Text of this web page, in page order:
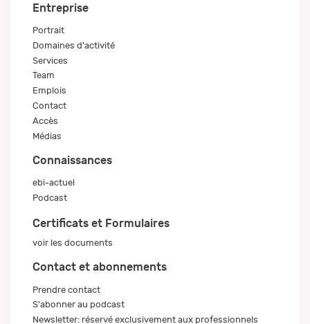
Entreprise
Portrait
Domaines d'activité
Services
Team
Emplois
Contact
Accès
Médias
Connaissances
ebi-actuel
Podcast
Certificats et Formulaires
voir les documents
Contact et abonnements
Prendre contact
S'abonner au podcast
Newsletter: réservé exclusivement aux professionnels